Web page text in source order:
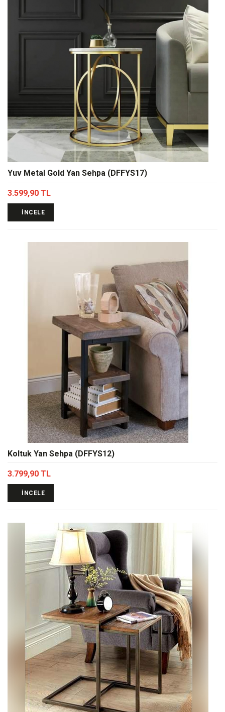
Yuv Metal Gold Yan Sehpa (DFFYS17)
3.599,90 TL
İNCELE
Koltuk Yan Sehpa (DFFYS12)
3.799,90 TL
İNCELE